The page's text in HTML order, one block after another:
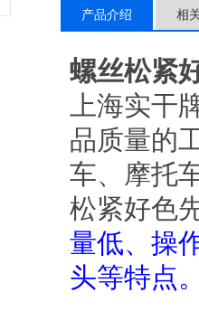
产品介绍 相
螺丝松紧
上海实干
品质量的
车、摩
松紧好色
量低、
头等特点